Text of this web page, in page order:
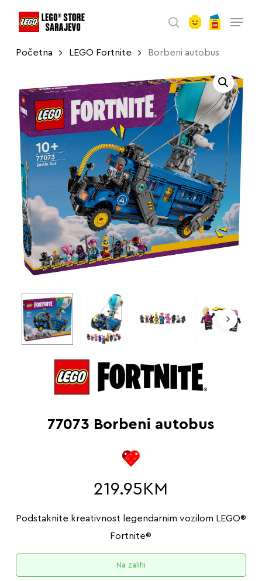
search
Početna LEGO Fortnite Borbeni autobus
77073 Borbeni autobus
219.95 KM
Podstaknite kreativnost legendarnim vozilom LEGO®
Fortnite®
Na zalihi